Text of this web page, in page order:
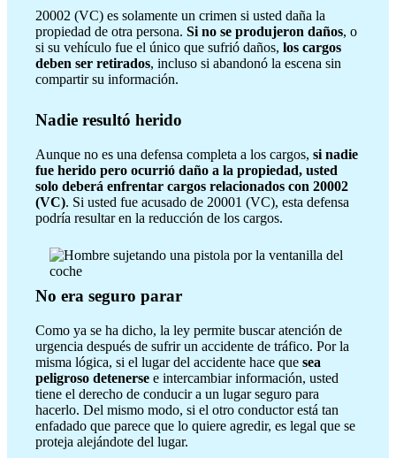
20002 (VC) es solamente un crimen si usted daña la
propiedad de otra persona. Si no se produjeron daños, o
si su vehículo fue el único que sufrió daños, los cargos
deben ser retirados, incluso si abandonó la escena sin
compartir su información.
Nadie resultó herido
Aunque no es una defensa completa a los cargos, si nadie
fue herido pero ocurrió daño a la propiedad, usted
solo deberá enfrentar cargos relacionados con 20002
(VC). Si usted fue acusado de 20001 (VC), esta defensa
podría resultar en la reducción de los cargos.
No era seguro parar
Como ya se ha dicho, la ley permite buscar atención de
urgencia después de sufrir un accidente de tráfico. Por la
misma lógica, si el lugar del accidente hace que sea
peligroso detenerse e intercambiar información, usted
tiene el derecho de conducir a un lugar seguro para
hacerlo. Del mismo modo, si el otro conductor está tan
enfadado que parece que lo quiere agredir, es legal que se
proteja alejándote del lugar.